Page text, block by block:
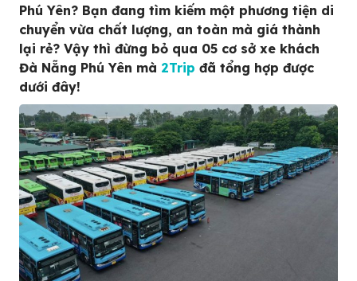
Phú Yên? Bạn đang tìm kiếm một phương tiện di
chuyển vừa chất lượng, an toàn mà giá thành
lại rẻ? Vậy thì đừng bỏ qua 05 cơ sở xe khách
Đà Nẵng Phú Yên mà 2Trip đã tổng hợp được
dưới đây!